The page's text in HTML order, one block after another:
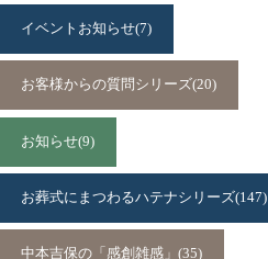
イベントお知らせ(7)
お客様からの質問シリーズ(20)
お知らせ(9)
お葬式にまつわるハテナシリーズ(147)
中本吉保の「感創雑感」 (35)